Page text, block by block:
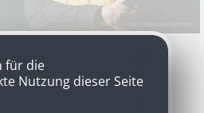
Menschen“ von Gerhart
für die
Nutzung dieser Seite